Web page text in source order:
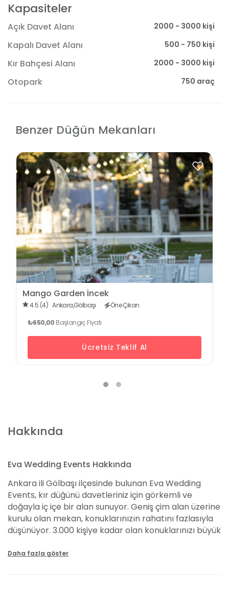
Kapasiteler
Açık Davet Alanı 2000 - 3000 kişi
Kapalı Davet Alanı 500 - 750 kişi
Kır Bahçesi Alanı 2000 - 3000 kişi
Otopark 750 araç
Benzer Düğün Mekanları
Mango Garden İncek
4.5 (4) Ankara,Gölbaşı
Öne Çıkan
₺650,00 Başlangıç Fiyatı
Ücretsiz Teklif Al
Hakkında
Eva Wedding Events Hakkında
Ankara ili Gölbaşı ilçesinde bulunan Eva Wedding
Events, kır düğünü davetleriniz için görkemli ve
doğayla iç içe bir alan sunuyor. Geniş çim alan üzerine
kurulu olan mekan, konuklarınızın rahatını fazlasıyla
düşünüyor. 3.000 kişiye kadar olan konuklarınızı büyük
lüks görünümün yanı sıra uygun kır düğünü fiyatları ile
Daha fazla göster